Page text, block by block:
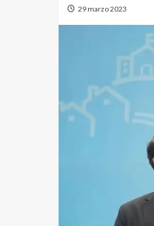
29 marzo 2023